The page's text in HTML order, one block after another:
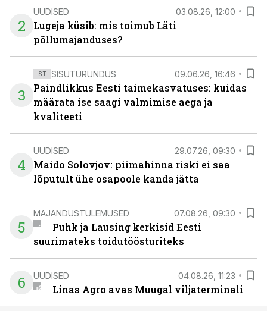
2
UUDISED 03.08.26, 12:00
Lugeja küsib: mis toimub Läti
põllumajanduses?
3
ST SISUTURUNDUS 09.06.26, 16:46
Paindlikkus Eesti taimekasvatuses: kuidas
määrata ise saagi valmimise aega ja
kvaliteeti
4
UUDISED 29.07.26, 09:30
Maido Solovjov: piimahinna riski ei saa
lõputult ühe osapoole kanda jätta
5
MAJANDUSTULEMUSED 07.08.26, 09:30
Puhk ja Lausing kerkisid Eesti
suurimateks toidutöösturiteks
6 UUDISED 04.08.26, 11:23
Linas Agro avas Muugal viljaterminali